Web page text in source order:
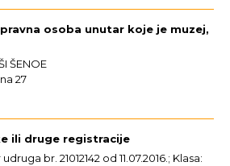
osoba unutar koje je muzej,
ŠENOE
27
ili druge registracije
br. 21012142 od 11.07.2016.; Klasa: